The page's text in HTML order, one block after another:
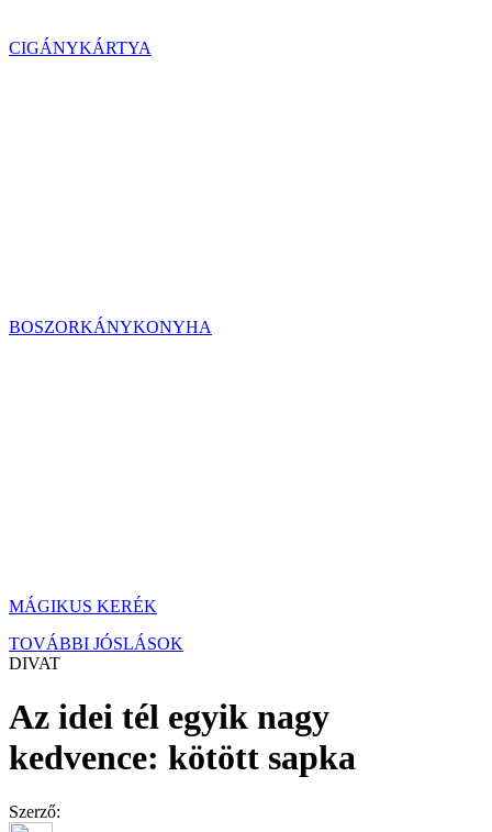
CIGÁNYKÁRTYA
BOSZORKÁNYKONYHA
MÁGIKUS KERÉK
TOVÁBBI JÓSLÁSOK
DIVAT
Az idei tél egyik nagy
kedvence: kötött sapka
Szerző: